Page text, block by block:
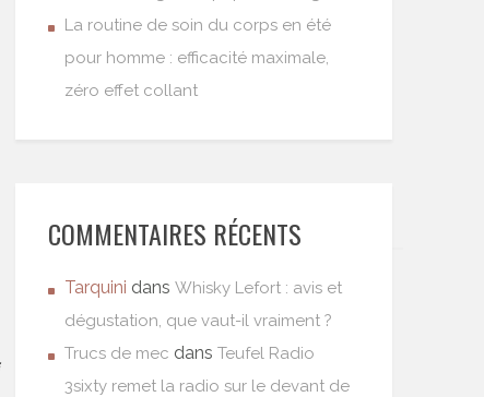
La routine de soin du corps en été
pour homme : efficacité maximale,
zéro effet collant
COMMENTAIRES RÉCENTS
Tarquini dans Whisky Lefort : avis et
dégustation, que vaut-il vraiment ?
Trucs de mec dans Teufel Radio
3sixty remet la radio sur le devant de